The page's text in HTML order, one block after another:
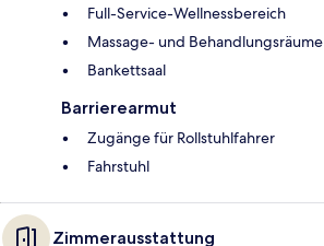
Full-Service-Wellnessbereich
Massage- und Behandlungsräume
Bankettsaal
Barrierearmut
Zugänge für Rollstuhlfahrer
Fahrstuhl
Zimmerausstattung